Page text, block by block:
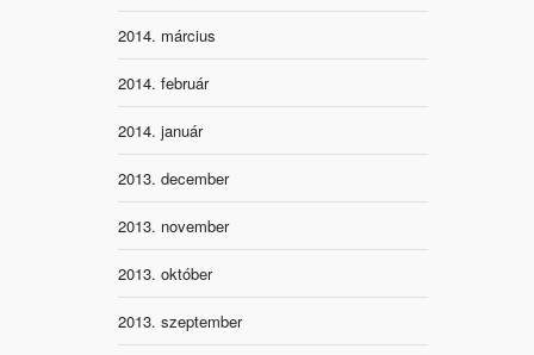
2014. március
2014. február
2014. január
2013. december
2013. november
2013. október
2013. szeptember